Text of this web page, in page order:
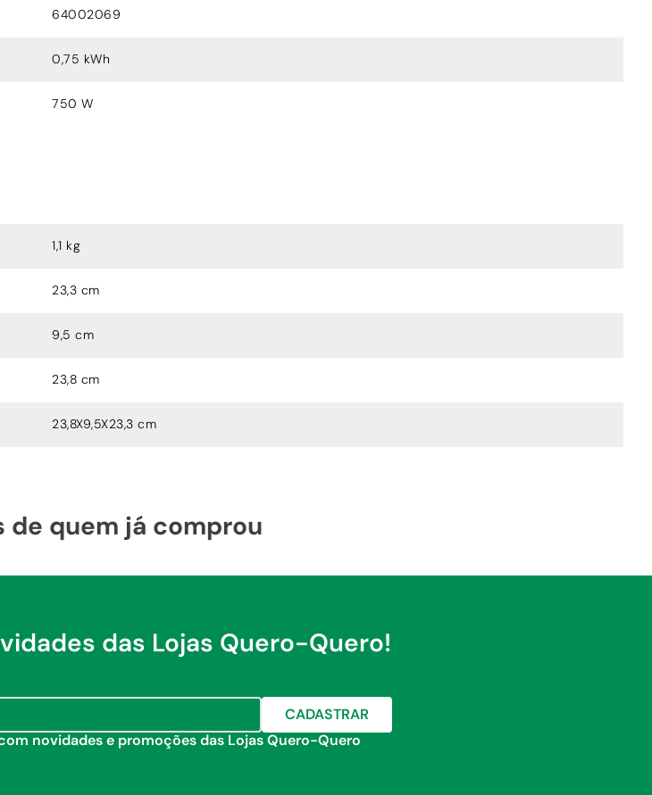
64002069
0,75 kWh
750 W
1,1 kg
23,3 cm
9,5 cm
23,8 cm
23,8X9,5X23,3 cm
de quem já comprou
das Lojas Quero-Quero!
CADASTRAR
novidades e promoções das Lojas Quero-Quero